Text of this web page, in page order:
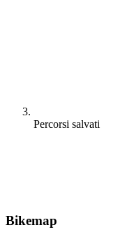
Percorsi salvati
Bikemap